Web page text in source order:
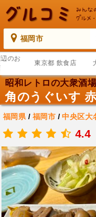
福岡市
のお
東京都 飲食店
昭和レトロの大衆酒
角のうぐいす
福岡県 / 福岡市 /中央区大
4.4